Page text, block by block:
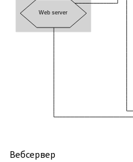
Вебсервер